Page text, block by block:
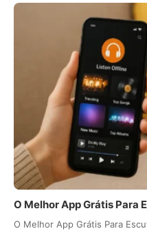
O Melhor App Grátis Para
O Melhor App Grátis Para